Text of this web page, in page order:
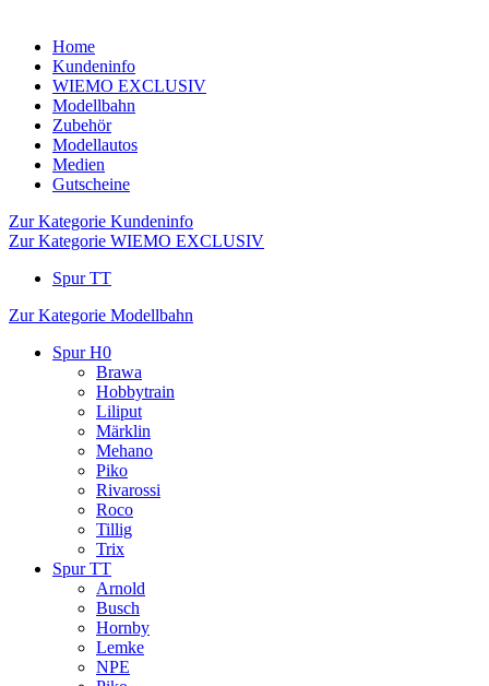
Home
Kundeninfo
WIEMO EXCLUSIV
Modellbahn
Zubehör
Modellautos
Medien
Gutscheine
Zur Kategorie Kundeninfo
Zur Kategorie WIEMO EXCLUSIV
Spur TT
Zur Kategorie Modellbahn
Spur H0
Brawa
Hobbytrain
Liliput
Märklin
Mehano
Piko
Rivarossi
Roco
Tillig
Trix
Spur TT
Arnold
Busch
Hornby
Lemke
NPE